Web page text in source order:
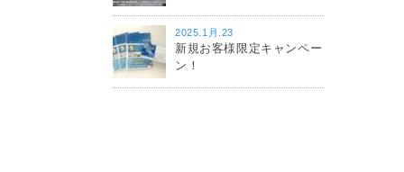
2025.1月.23
新規お客様限定キャンペー
ン！